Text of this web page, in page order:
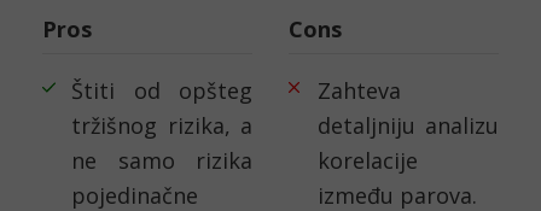
Pros
Štiti od opšteg
tržišnog rizika, a
ne samo rizika
pojedinačne
Cons
Zahteva
detaljniju analizu
korelacije
između parova.